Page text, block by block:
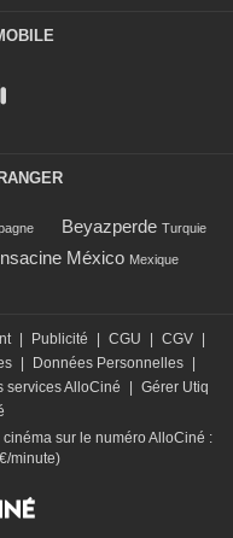
Beyazperde Turquie
México Mexique
Publicité CGU CGV
Données Personnelles
services AlloCiné
Gérer Utiq
sur le numéro AlloCiné :
minute)